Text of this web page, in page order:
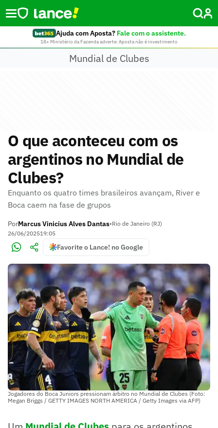
Ajuda com Aposta? Fale com o assistente.
18+ Ministério da Fazenda adverte: Aposta não é investimento
Mundial de Clubes
O que aconteceu com os
argentinos no Mundial de
Clubes?
Enquanto os quatro times brasileiros avançam, River e
Boca caem na fase de grupos
PorMarcus Vinicius Alves Dantas•Rio de Janeiro (RJ)
26/06/202519:05
Favorite o Lance! no Google
Jogadores do Boca Juniors pressionam árbitro no Mundial de Clubes (Foto:
Megan Briggs / GETTY IMAGES NORTH AMERICA / Getty Images via AFP)